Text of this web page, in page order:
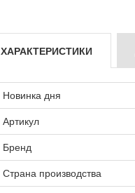
ХАРАКТЕРИСТИКИ
Новинка дня
Артикул
Бренд
Страна производства